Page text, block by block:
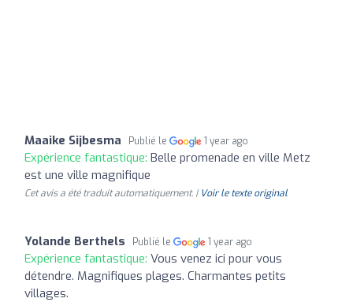
Maaike Sijbesma Publié le 1 year ago
Expérience fantastique: Belle promenade en ville Metz
est une ville magnifique
Cet avis a été traduit automatiquement. | Voir le texte original
Yolande Berthels Publié le 1 year ago
Expérience fantastique: Vous venez ici pour vous
détendre. Magnifiques plages. Charmantes petits
villages.